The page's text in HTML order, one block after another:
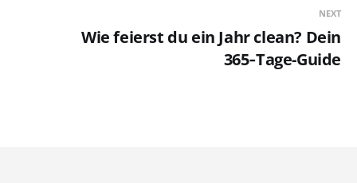
NEXT
Wie feierst du ein Jahr clean? Dein
365‑Tage-Guide